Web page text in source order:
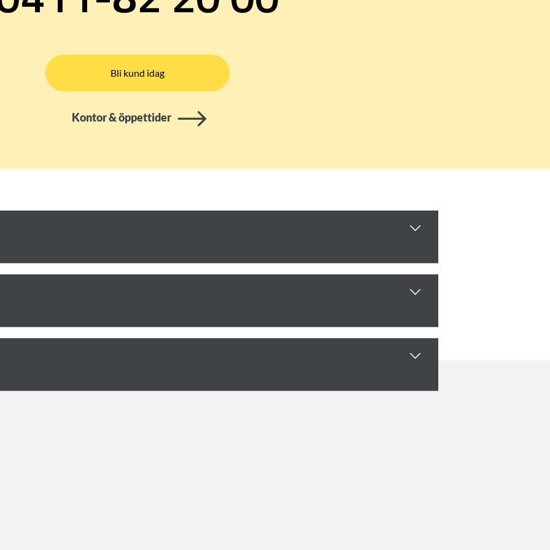
Bli kund idag
Kontor & öppettider